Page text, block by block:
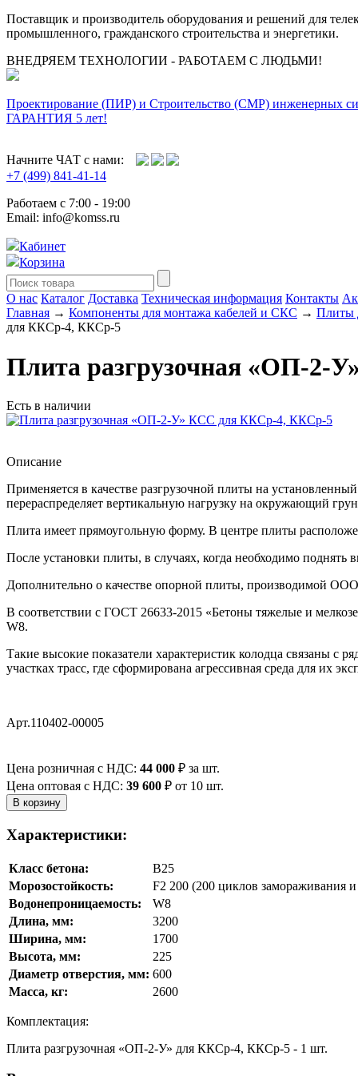
Поставщик и производитель оборудования и решений для
промышленного, гражданского строительства и энергетики.
ВНЕДРЯЕМ ТЕХНОЛОГИИ - РАБОТАЕМ С ЛЮДЬМИ!
Проектирование (ПИР) и Cтроительство (СМР) инженерных
ГАРАНТИЯ 5 лет!
Начните ЧАТ с нами:
+7 (499) 841-41-14
Работаем с 7:00 - 19:00
Email: info@komss.ru
Кабинет
Корзина
О нас Каталог Доставка Техническая информация Контакты
Главная → Компоненты для монтажа кабелей и СКС → Плиты
для ККСр-4, ККСр-5
Плита разгрузочная «ОП-
Есть в наличии
Описание
Применяется в качестве разгрузочной плиты на
перераспределяет вертикальную нагрузку на окружающий
Плита имеет прямоугольную форму. В центре плиты
После установки плиты, в случаях, когда необходимо
Дополнительно о качестве опорной плиты, производимой
В соответствии с ГОСТ 26633-2015 «Бетоны тяжелые и
W8.
Такие высокие показатели характеристик колодца связаны
участках трасс, где сформирована агрессивная среда для их
Арт.110402-00005
Цена розничная с НДС: 44 000 ₽ за шт.
Цена оптовая с НДС: 39 600 ₽ от 10 шт.
Характеристики:
Класс бетона:
В25
Морозостойкость:
F2 200 (200 циклов замораживания и
Водонепроницаемость:
W8
Длина, мм:
3200
Ширина, мм:
1700
Высота, мм:
225
Диаметр отверстия, мм: 600
Масса, кг:
2600
Комплектация:
Плита разгрузочная «ОП-2-У» для ККСр-4, ККСр-5 - 1 шт.